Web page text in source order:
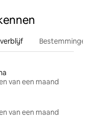
van een maand
van een maand